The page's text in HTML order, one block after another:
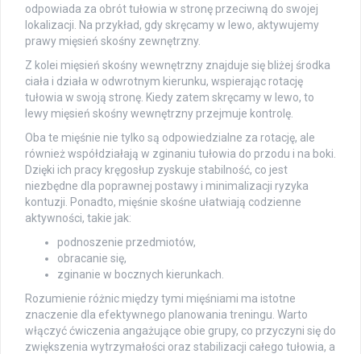
odpowiada za obrót tułowia w stronę przeciwną do swojej
lokalizacji. Na przykład, gdy skręcamy w lewo, aktywujemy
prawy mięsień skośny zewnętrzny.
Z kolei mięsień skośny wewnętrzny znajduje się bliżej środka
ciała i działa w odwrotnym kierunku, wspierając rotację
tułowia w swoją stronę. Kiedy zatem skręcamy w lewo, to
lewy mięsień skośny wewnętrzny przejmuje kontrolę.
Oba te mięśnie nie tylko są odpowiedzialne za rotację, ale
również współdziałają w zginaniu tułowia do przodu i na boki.
Dzięki ich pracy kręgosłup zyskuje stabilność, co jest
niezbędne dla poprawnej postawy i minimalizacji ryzyka
kontuzji. Ponadto, mięśnie skośne ułatwiają codzienne
aktywności, takie jak:
podnoszenie przedmiotów,
obracanie się,
zginanie w bocznych kierunkach.
Rozumienie różnic między tymi mięśniami ma istotne
znaczenie dla efektywnego planowania treningu. Warto
włączyć ćwiczenia angażujące obie grupy, co przyczyni się do
zwiększenia wytrzymałości oraz stabilizacji całego tułowia, a